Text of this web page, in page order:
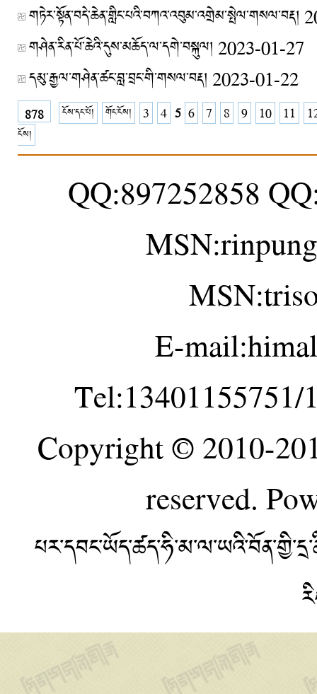
གཏེར་སྟོན་བདེ་ཆེན་གླིང་པའི་བཀའ་འབུམ་འགྲེམ་སྤེལ་གསལ་བརྡ།
གཤེན་རིན་པོ་ཆེའི་དུས་མཆོད་ལ་དགེ་བསྐུལ། 2023-01-27
དམུ་རྒྱལ་གཤེན་ཚང་བླ་བྲང་གི་གསལ་བརྡ། 2023-01-22
878 ངོས་དང་པོ། གོང་ངོས། 3 4 5 6 7 8 9 10 11
ངོས།
QQ:897252858
E-
Tel:13401155751/
Copyright © 2010-
reserved.